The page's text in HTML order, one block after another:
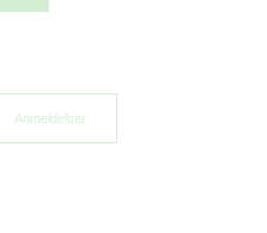
Anmeldelser